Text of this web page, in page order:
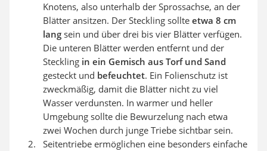
Knotens, also unterhalb der Sprossachse, an der
Blätter ansitzen. Der Steckling sollte etwa 8 cm
lang sein und über drei bis vier Blätter verfügen.
Die unteren Blätter werden entfernt und der
Steckling in ein Gemisch aus Torf und Sand
gesteckt und befeuchtet. Ein Folienschutz ist
zweckmäßig, damit die Blätter nicht zu viel
Wasser verdunsten. In warmer und heller
Umgebung sollte die Bewurzelung nach etwa
zwei Wochen durch junge Triebe sichtbar sein.
Seitentriebe ermöglichen eine besonders einfache